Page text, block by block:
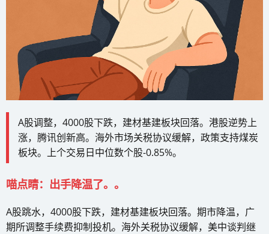
A股调整，4000股下跌，建材基建板块回落。港股逆势上
涨，腾讯创新高。海外市场关税协议缓解，政策支持煤炭
板块。上个交易日中位数个股-0.85%。
喵点睛：出手降温了。。
A股跳水，4000股下跌，建材基建板块回落。期市降温，广
期所调整手续费抑制投机。海外关税协议缓解，美中谈判继